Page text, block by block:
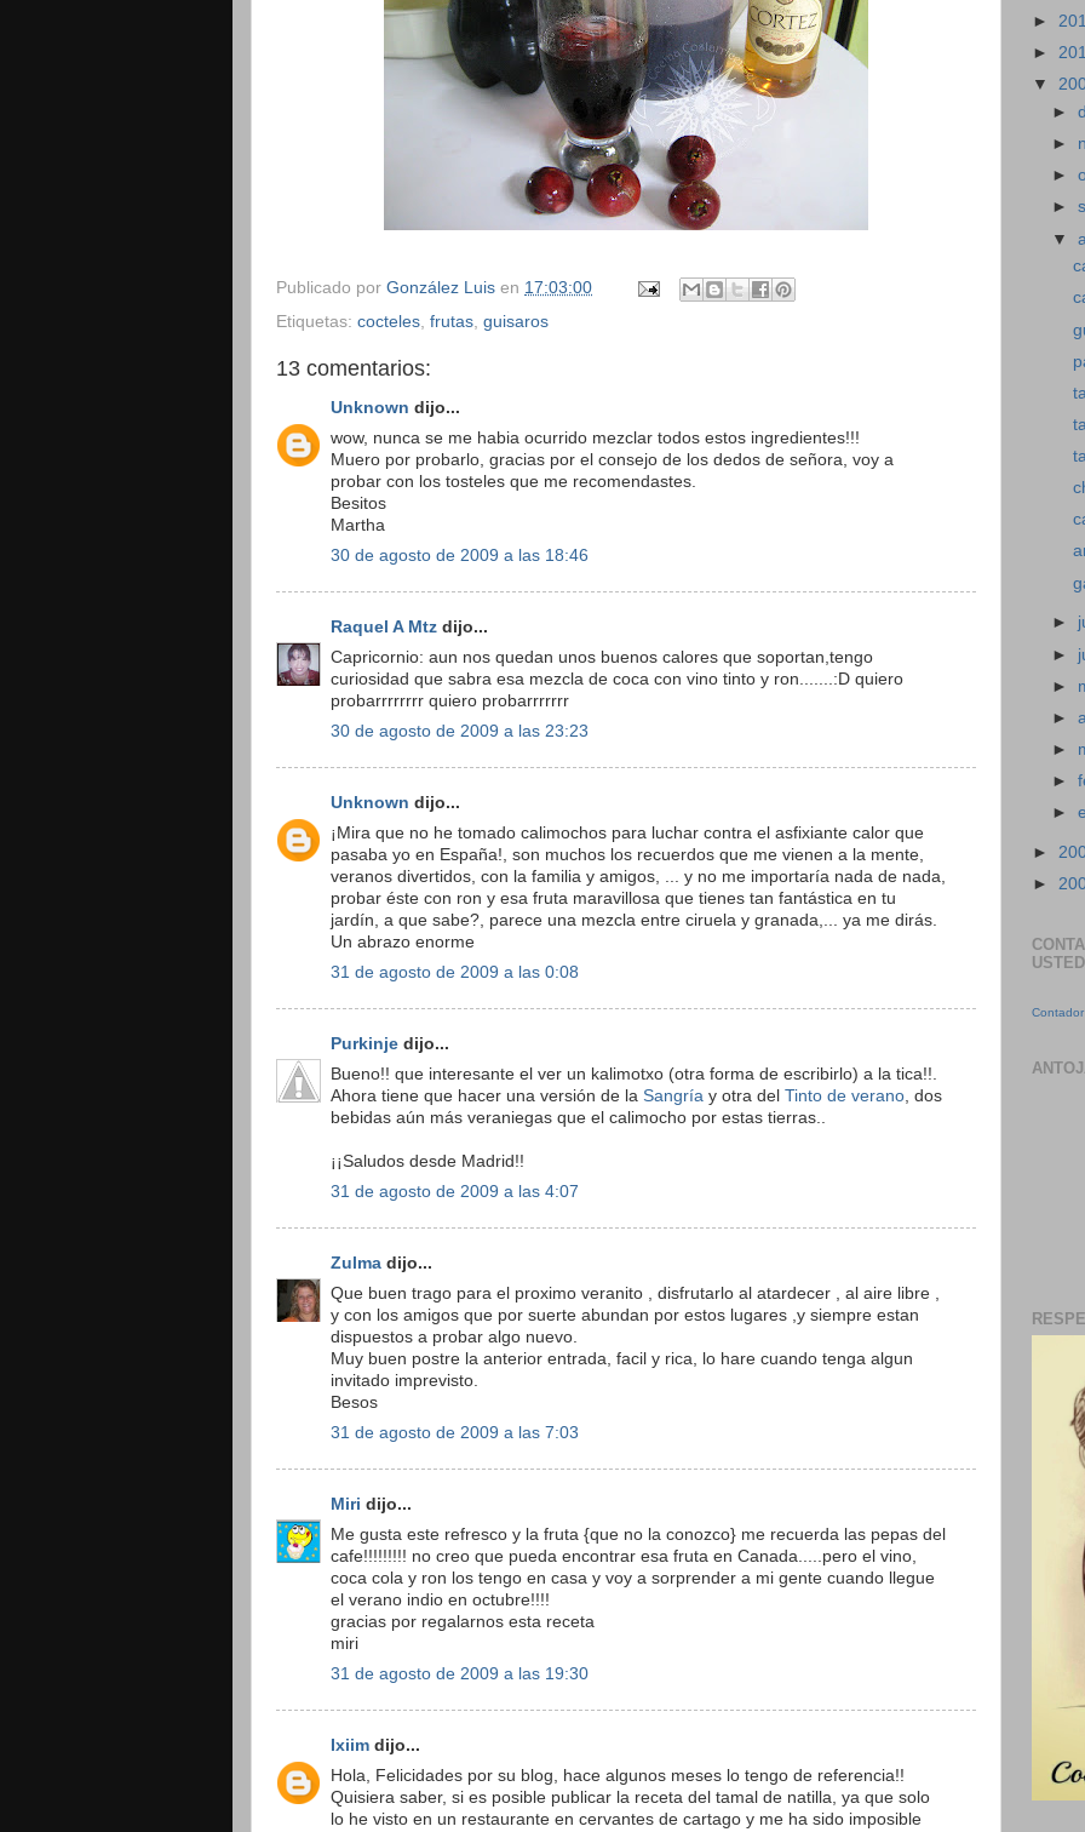
Publicado por González Luis en 17:03:00
Etiquetas: cocteles frutas guisaros
13 comentarios:
Unknown dijo...
wow, nunca se me habia ocurrido mezclar todos estos ingredientes!!!
Muero por probarlo, gracias por el consejo de los dedos de señora, voy a
probar con los tosteles que me recomendastes.
Besitos
Martha
30 de agosto de 2009 a las 18:46
Raquel A Mtz dijo...
Capricornio: aun nos quedan unos buenos calores que soportan,tengo
curiosidad que sabra esa mezcla de coca con vino tinto y ron.......:D quiero
probarrrrrrrr quiero probarrrrrrr
30 de agosto de 2009 a las 23:23
Unknown dijo...
¡Mira que no he tomado calimochos para luchar contra el asfixiante calor que
pasaba yo en España!, son muchos los recuerdos que me vienen a la mente,
veranos divertidos, con la familia y amigos, ... y no me importaría nada de nada,
probar éste con ron y esa fruta maravillosa que tienes tan fantástica en tu
jardín, a que sabe?, parece una mezcla entre ciruela y granada,... ya me dirás.
Un abrazo enorme
31 de agosto de 2009 a las 0:08
Purkinje dijo...
Bueno!! que interesante el ver un kalimotxo (otra forma de escribirlo) a la tica!!.
Ahora tiene que hacer una versión de la Sangría y otra del Tinto de verano , dos
bebidas aún más veraniegas que el calimocho por estas tierras..
¡¡Saludos desde Madrid!!
31 de agosto de 2009 a las 4:07
Zulma dijo...
Que buen trago para el proximo veranito , disfrutarlo al atardecer , al aire libre ,
y con los amigos que por suerte abundan por estos lugares ,y siempre estan
dispuestos a probar algo nuevo.
Muy buen postre la anterior entrada, facil y rica, lo hare cuando tenga algun
invitado imprevisto.
Besos
31 de agosto de 2009 a las 7:03
Miri dijo...
Me gusta este refresco y la fruta {que no la conozco} me recuerda las pepas del
cafe!!!!!!!!! no creo que pueda encontrar esa fruta en Canada.....pero el vino,
coca cola y ron los tengo en casa y voy a sorprender a mi gente cuando llegue
el verano indio en octubre!!!!
gracias por regalarnos esta receta
miri
31 de agosto de 2009 a las 19:30
Ixiim dijo...
Hola, Felicidades por su blog, hace algunos meses lo tengo de referencia!!
Quisiera saber, si es posible publicar la receta del tamal de natilla, ya que solo
lo he visto en un restaurante en cervantes de cartago y me ha sido imposible
►
►
▼
►
►
►
►
▼
►
►
►
►
►
►
►
►
►